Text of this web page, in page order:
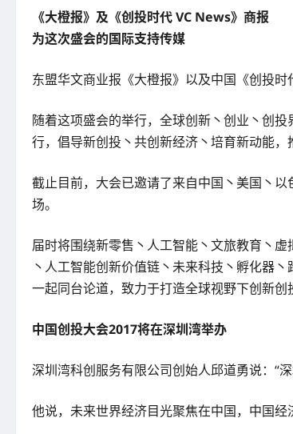
《大橙报》及《创投时代 VC News》商报
为这次盛会的国际支持传媒
东盟华文商业报《大橙报》以及中国《创投时
随着这项盛会的举行，全球创新丶创业丶创
行，倡导新创投丶共创新经济丶培育新动能，
截止目前，大会已邀请了来自中国丶美国丶
场。
届时将围绕新零售丶人工智能丶文旅教育丶
丶人工智能创新价值链丶未来科技丶孵化器
一起同台论道，致力于打造全球视野下创新
中国创投大会2017将在深圳湾举办
深圳湾科创服务有限公司创始人邱道勇说：“
他说，未来世界经济目光聚焦在中国，中国经